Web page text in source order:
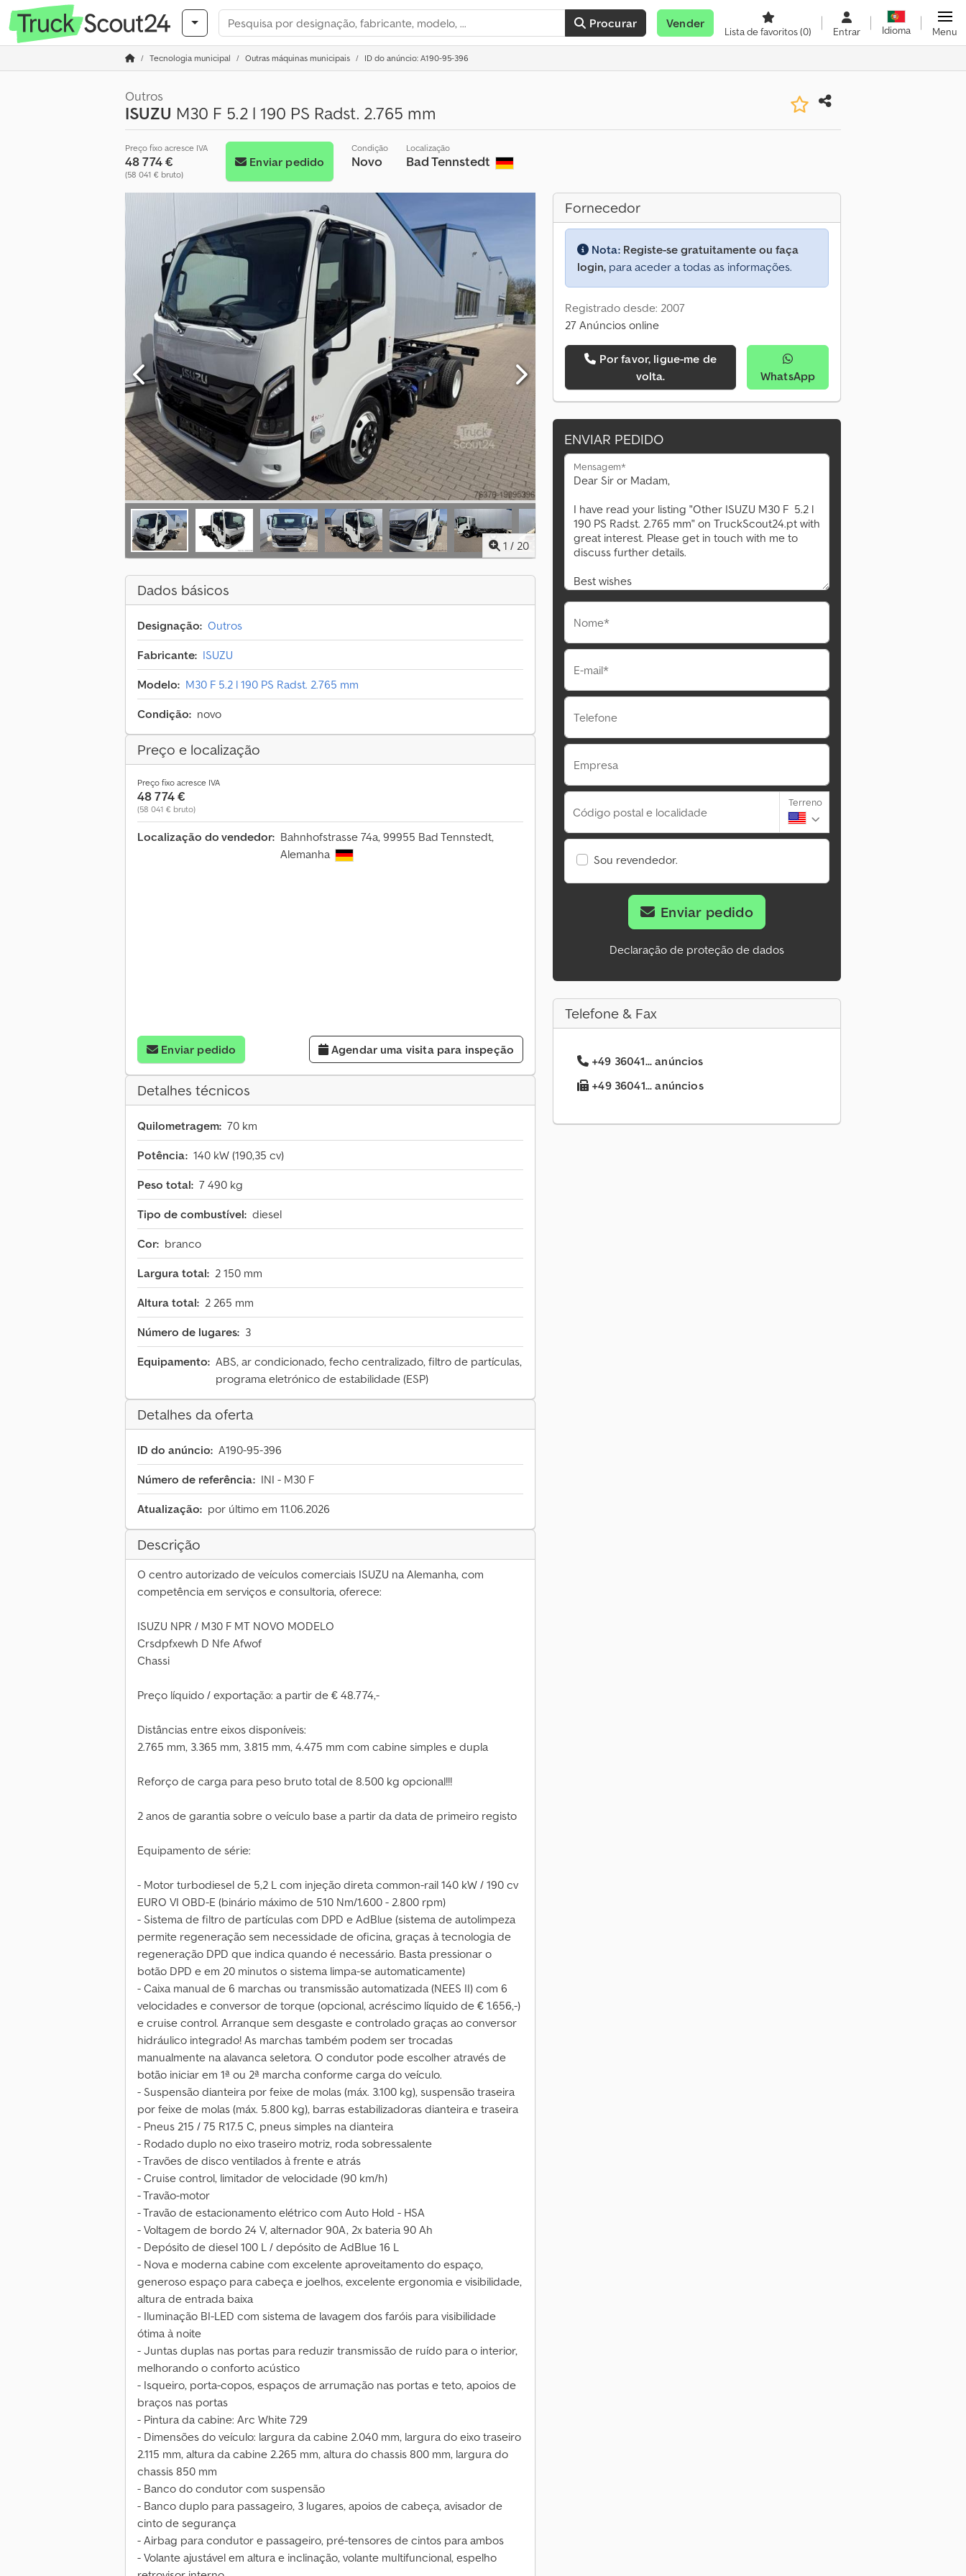
Procurar Vender
Lista de favoritos(0) Entrar Idioma Menu
Tecnologia municipal Outras máquinas municipais ID do anúncio: A190-95-396
Outros
ISUZU M30 F 5.2 l 190 PS Radst. 2.765 mm
Preço fixo acresce IVA
48 774 €
(58 041 € bruto)
Enviar pedido
Condição
Novo
Localização
Bad Tennstedt
1 / 20
Dados básicos
Designação: Outros
Fabricante: ISUZU
Modelo: M30 F 5.2 l 190 PS Radst. 2.765 mm
Condição: novo
Preço e localização
Preço fixo acresce IVA
48 774 €
(58 041 € bruto)
Localização do vendedor: Bahnhofstrasse 74a, 99955 Bad Tennstedt,
Alemanha
Enviar pedido Agendar uma visita para inspeção
Detalhes técnicos
Quilometragem: 70 km
Potência: 140 kW (190,35 cv)
Peso total: 7 490 kg
Tipo de combustível: diesel
Cor: branco
Largura total: 2 150 mm
Altura total: 2 265 mm
Número de lugares: 3
Equipamento: ABS, ar condicionado, fecho centralizado, filtro de partículas,
programa eletrónico de estabilidade (ESP)
Detalhes da oferta
ID do anúncio: A190-95-396
Número de referência: INI - M30 F
Atualização: por último em 11.06.2026
Descrição
O centro autorizado de veículos comerciais ISUZU na Alemanha, com
competência em serviços e consultoria, oferece:
ISUZU NPR / M30 F MT NOVO MODELO
Crsdpfxewh D Nfe Afwof
Chassi
Preço líquido / exportação: a partir de € 48.774,-
Distâncias entre eixos disponíveis:
2.765 mm, 3.365 mm, 3.815 mm, 4.475 mm com cabine simples e dupla
Reforço de carga para peso bruto total de 8.500 kg opcional!!!
2 anos de garantia sobre o veículo base a partir da data de primeiro registo
Equipamento de série:
- Motor turbodiesel de 5,2 L com injeção direta common-rail 140 kW / 190 cv
EURO VI OBD-E (binário máximo de 510 Nm/1.600 - 2.800 rpm)
- Sistema de filtro de partículas com DPD e AdBlue (sistema de autolimpeza
permite regeneração sem necessidade de oficina, graças à tecnologia de
regeneração DPD que indica quando é necessário. Basta pressionar o
botão DPD e em 20 minutos o sistema limpa-se automaticamente)
- Caixa manual de 6 marchas ou transmissão automatizada (NEES II) com 6
velocidades e conversor de torque (opcional, acréscimo líquido de € 1.656,-)
e cruise control. Arranque sem desgaste e controlado graças ao conversor
hidráulico integrado! As marchas também podem ser trocadas
manualmente na alavanca seletora. O condutor pode escolher através de
botão iniciar em 1ª ou 2ª marcha conforme carga do veículo.
- Suspensão dianteira por feixe de molas (máx. 3.100 kg), suspensão traseira
por feixe de molas (máx. 5.800 kg), barras estabilizadoras dianteira e traseira
- Pneus 215 / 75 R17.5 C, pneus simples na dianteira
- Rodado duplo no eixo traseiro motriz, roda sobressalente
- Travões de disco ventilados à frente e atrás
- Cruise control, limitador de velocidade (90 km/h)
- Travão-motor
- Travão de estacionamento elétrico com Auto Hold - HSA
- Voltagem de bordo 24 V, alternador 90A, 2x bateria 90 Ah
- Depósito de diesel 100 L / depósito de AdBlue 16 L
- Nova e moderna cabine com excelente aproveitamento do espaço,
generoso espaço para cabeça e joelhos, excelente ergonomia e visibilidade,
altura de entrada baixa
- Iluminação BI-LED com sistema de lavagem dos faróis para visibilidade
ótima à noite
- Juntas duplas nas portas para reduzir transmissão de ruído para o interior,
melhorando o conforto acústico
- Isqueiro, porta-copos, espaços de arrumação nas portas e teto, apoios de
braços nas portas
- Pintura da cabine: Arc White 729
- Dimensões do veículo: largura da cabine 2.040 mm, largura do eixo traseiro
2.115 mm, altura da cabine 2.265 mm, altura do chassis 800 mm, largura do
chassis 850 mm
- Banco do condutor com suspensão
- Banco duplo para passageiro, 3 lugares, apoios de cabeça, avisador de
cinto de segurança
- Airbag para condutor e passageiro, pré-tensores de cintos para ambos
- Volante ajustável em altura e inclinação, volante multifuncional, espelho
Fornecedor
Nota: Registe-se gratuitamente ou faça
login, para aceder a todas as informações.
Registrado desde: 2007
27 Anúncios online
volta.
WhatsApp
ENVIAR PEDIDO
Mensagem*
Nome*
E-mail*
Telefone
Empresa
Código postal e localidade
Terreno
Sou revendedor.
Enviar pedido
Declaração de proteção de dados
Telefone & Fax
+49 36041... anúncios
+49 36041... anúncios